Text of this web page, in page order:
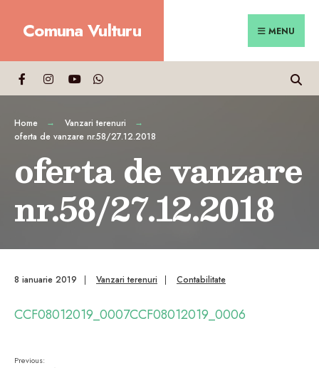
Comuna Vulturu MENU
Home
Vanzari terenuri
oferta de vanzare nr.58/27.12.2018
oferta de vanzare
nr.58/27.12.2018
8 ianuarie 2019 | Vanzari terenuri | Contabilitate
CCF08012019_0007CCF08012019_0006
Previous:
for:
Close